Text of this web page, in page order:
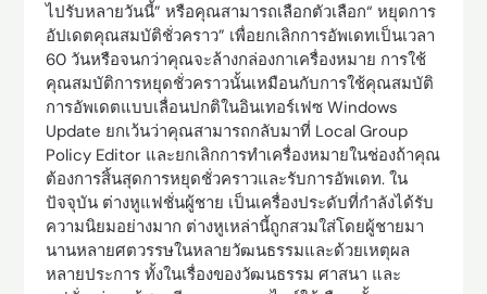
ไปรับหลายวันนี้” หรือคุณสามารถเลือกตัวเลือก“ หยุดการ
อัปเดตคุณสมบัติชั่วคราว” เพื่อยกเลิกการอัพเดทเป็นเวลา
60 วันหรือจนกว่าคุณจะล้างกล่องกาเครื่องหมาย การใช้
คุณสมบัติการหยุดชั่วคราวนั้นเหมือนกับการใช้คุณสมบัติ
การอัพเดตแบบเลื่อนปกติในอินเทอร์เฟซ Windows
Update ยกเว้นว่าคุณสามารถกลับมาที่ Local Group
Policy Editor และยกเลิกการทำเครื่องหมายในช่องถ้าคุณ
ต้องการสิ้นสุดการหยุดชั่วคราวและรับการอัพเดท. ใน
ปัจจุบัน ต่างหูแฟชั่นผู้ชาย เป็นเครื่องประดับที่กำลังได้รับ
ความนิยมอย่างมาก ต่างหูเหล่านี้ถูกสวมใส่โดยผู้ชายมา
นานหลายศตวรรษในหลายวัฒนธรรมและด้วยเหตุผล
หลายประการ ทั้งในเรื่องของวัฒนธรรม ศาสนา และ